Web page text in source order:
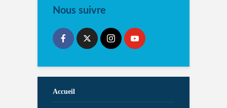
Nous suivre
Accueil